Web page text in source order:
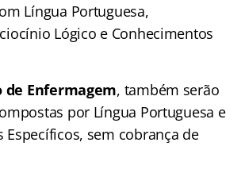
Língua Portuguesa,
Lógico e Conhecimentos
de Enfermagem, também serão
por Língua Portuguesa e
Específicos, sem cobrança de